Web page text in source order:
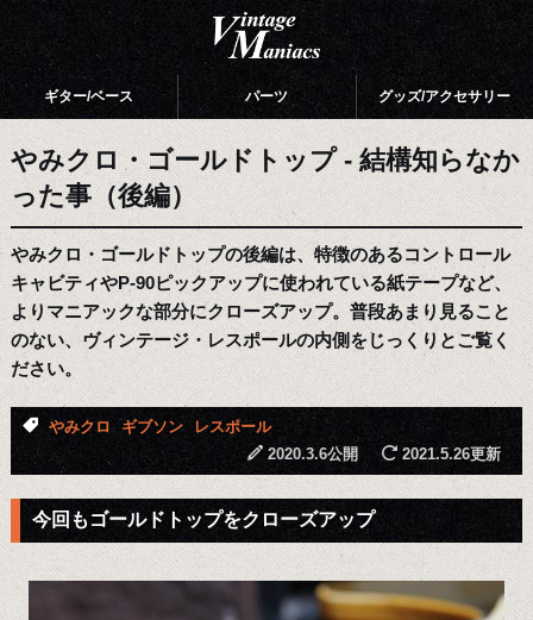
ギター/ベース パーツ グッズ/アクセサリー
やみクロ・ゴールドトップ - 結構知らなか
った事（後編）
やみクロ・ゴールドトップの後編は、特徴のあるコントロール
キャビティやP-90ピックアップに使われている紙テープなど、
よりマニアックな部分にクローズアップ。普段あまり見ること
のない、ヴィンテージ・レスポールの内側をじっくりとご覧く
ださい。
やみクロ ギブソン
レスポール
2020.3.6公開
2021.5.26更新
今回もゴールドトップをクローズアップ